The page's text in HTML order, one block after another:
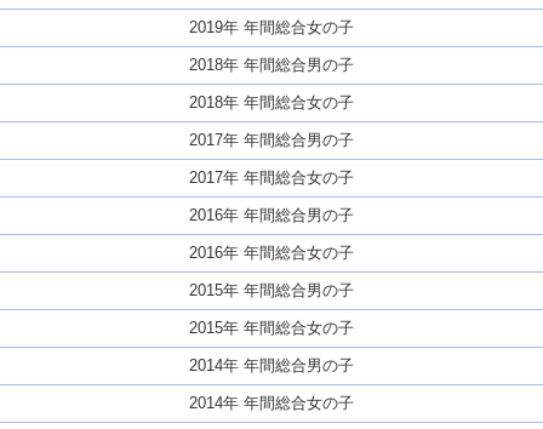
2019年 年間総合女の子
2018年 年間総合男の子
2018年 年間総合女の子
2017年 年間総合男の子
2017年 年間総合女の子
2016年 年間総合男の子
2016年 年間総合女の子
2015年 年間総合男の子
2015年 年間総合女の子
2014年 年間総合男の子
2014年 年間総合女の子